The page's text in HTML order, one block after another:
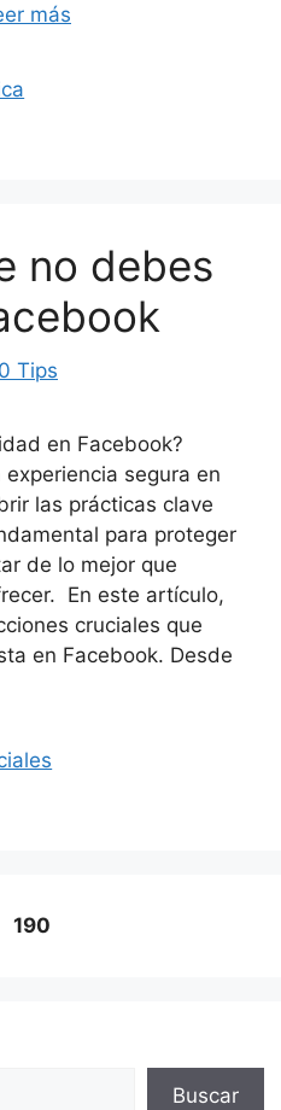
más
no debes
Tips
en Facebook?
segura en
las prácticas clave
para proteger
de lo mejor que
En este artículo,
cruciales que
en Facebook. Desde
Página
190
Buscar